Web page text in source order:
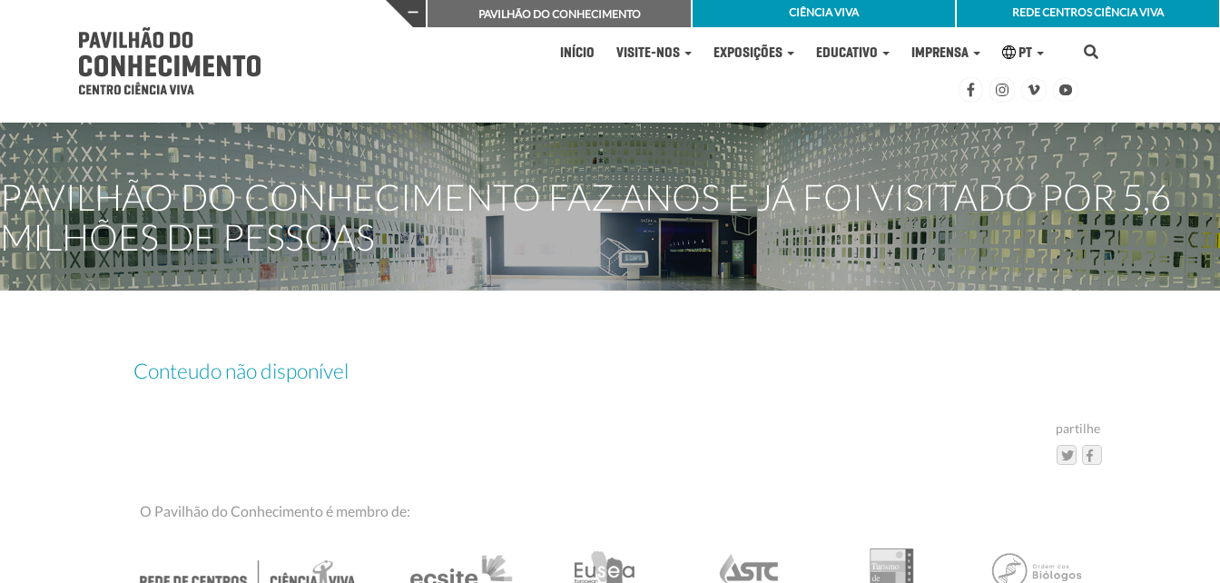
PAVILHÃO DO CONHECIMENTO CIÊNCIA VIVA REDE CENTROS CIÊNCIA VIVA
INÍCIO VISITE-NOS EXPOSIÇÕES EDUCATIVO IMPRENSA PT
PAVILHÃO DO CONHECIMENTO FAZ ANOS E JÁ FOI VISITADO POR 5,6
MILHÕES DE PESSOAS
Conteudo não disponível
partilhe
O Pavilhão do Conhecimento é membro de: